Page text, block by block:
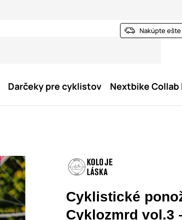
Nakúpte ešte
Darčeky pre cyklistov Nextbike Collab
Cyklistické
Cyklozmrd vol.3